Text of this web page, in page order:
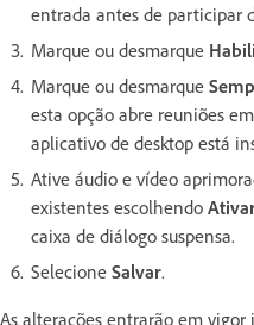
entrada antes de participar
Marque ou desmarque
Marque ou desmarque
esta opção abre reuniões
aplicativo de desktop está
Ative áudio e vídeo
existentes escolhendo
caixa de diálogo suspensa.
Selecione Salvar.
As alterações entrarão em